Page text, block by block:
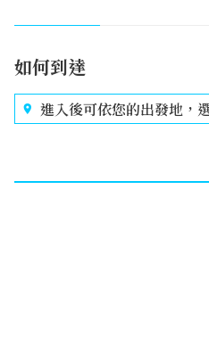
如何到達
進入後可依您的出發地，